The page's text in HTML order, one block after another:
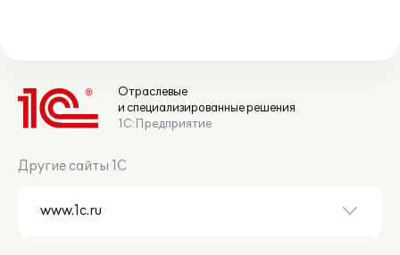
Отраслевые
и специализированные решения
1С:Предприятие
Другие сайты 1С